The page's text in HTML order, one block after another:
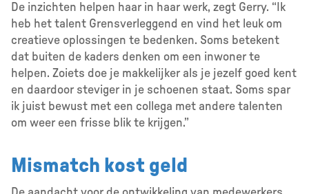
De inzichten helpen haar in haar werk, zegt Gerry. “Ik
heb het talent Grensverleggend en vind het leuk om
creatieve oplossingen te bedenken. Soms betekent
dat buiten de kaders denken om een inwoner te
helpen. Zoiets doe je makkelijker als je jezelf goed kent
en daardoor steviger in je schoenen staat. Soms spar
ik juist bewust met een collega met andere talenten
om weer een frisse blik te krijgen.”
Mismatch kost geld